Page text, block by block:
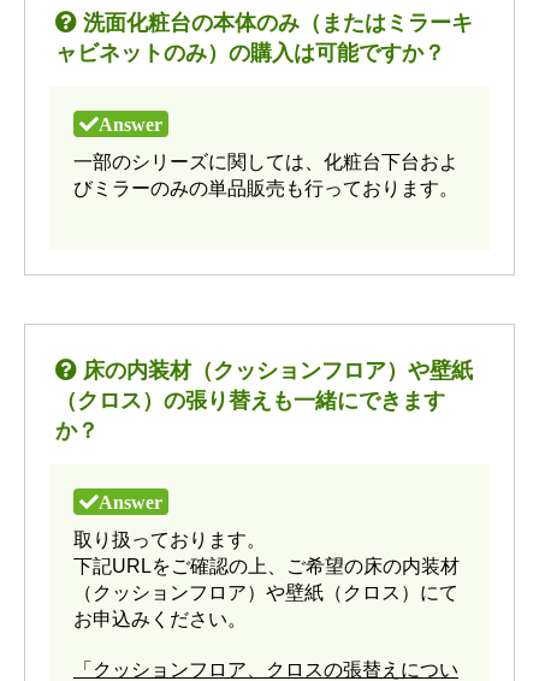
洗面化粧台の本体のみ（またはミラーキ
ャビネットのみ）の購入は可能ですか？
一部のシリーズに関しては、化粧台下台およ
びミラーのみの単品販売も行っております。
床の内装材（クッションフロア）や壁紙
（クロス）の張り替えも一緒にできます
か？
取り扱っております。
下記URLをご確認の上、ご希望の床の内装材
（クッションフロア）や壁紙（クロス）にて
お申込みください。
「クッションフロア、クロスの張替えについ